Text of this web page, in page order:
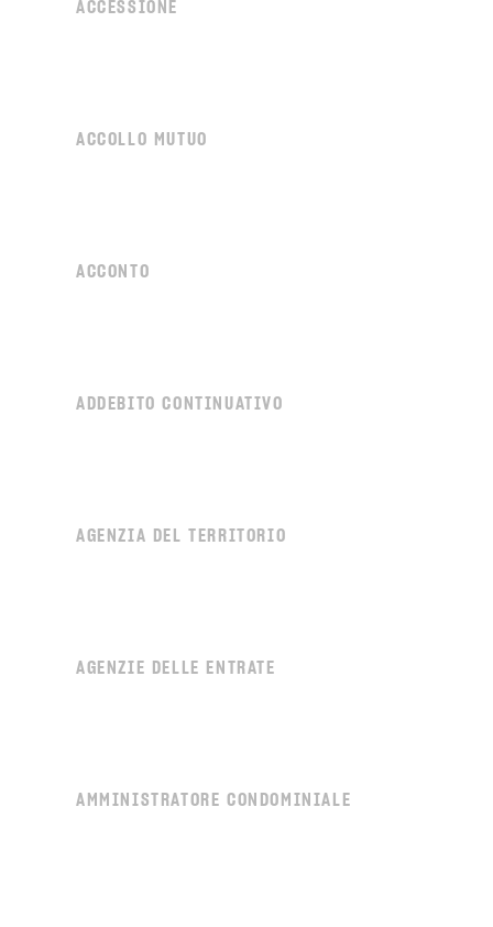
ACCESSIONE
ACCOLLO MUTUO
ACCONTO
ADDEBITO CONTINUATIVO
AGENZIA DEL TERRITORIO
AGENZIE DELLE ENTRATE
AMMINISTRATORE CONDOMINIALE